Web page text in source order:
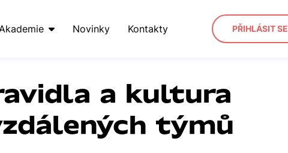
Akademie Novinky Kontakty PŘIHLÁSIT SE
a kultura
týmů